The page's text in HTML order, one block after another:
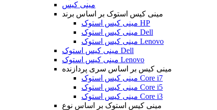
مینی کیس
مینی کیس استوک بر اساس برند
مینی کیس استوک HP
مینی کیس استوک Dell
مینی کیس استوک Lenovo
مینی کیس استوک Dell
مینی کیس استوک Lenovo
مینی کیس بر اساس سری پردازنده
مینی کیس استوک Core i7
مینی کیس استوک Core i5
مینی کیس استوک Core i3
مینی کیس استوک بر اساس نوع